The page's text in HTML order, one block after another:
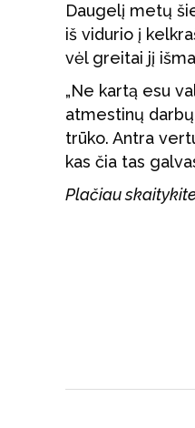
Daugelį metų
iš vidurio į
vėl greitai jį
„Ne kartą esu
atmestinų
trūko. Antra
kas čia tas
Plačiau